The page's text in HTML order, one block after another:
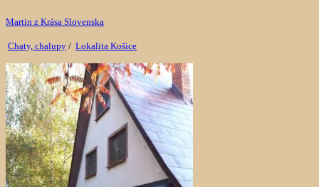
Martin z Krása Slovenska
Chaty, chalupy / Lokalita Košice